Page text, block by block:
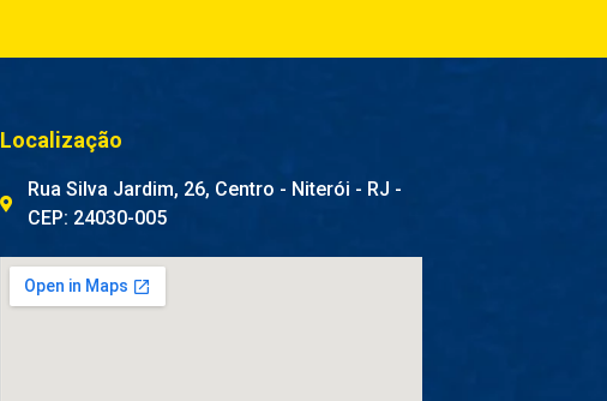
Localização
Rua Silva Jardim, 26, Centro - Niterói - RJ -
CEP: 24030-005